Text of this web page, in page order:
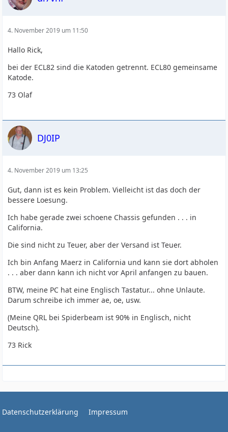
4. November 2019 um 11:50
Hallo Rick,
bei der ECL82 sind die Katoden getrennt. ECL80 gemeinsame
Katode.
73 Olaf
DJ0IP
4. November 2019 um 13:25
Gut, dann ist es kein Problem. Vielleicht ist das doch der
bessere Loesung.
Ich habe gerade zwei schoene Chassis gefunden . . . in
California.
Die sind nicht zu Teuer, aber der Versand ist Teuer.
Ich bin Anfang Maerz in California und kann sie dort abholen
. . . aber dann kann ich nicht vor April anfangen zu bauen.
BTW, meine PC hat eine Englisch Tastatur... ohne Unlaute.
Darum schreibe ich immer ae, oe, usw.
(Meine QRL bei Spiderbeam ist 90% in Englisch, nicht
Deutsch).
73 Rick
Datenschutzerklärung Impressum